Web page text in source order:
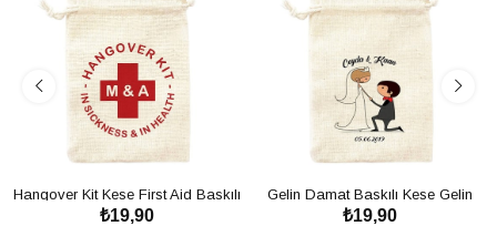
Hangover Kit Kese First Aid Baskılı
Kese - Bekarlığa Veda Partisi
₺19,90
Gelin Damat Baskılı Kese Gelin
Damat
₺19,90